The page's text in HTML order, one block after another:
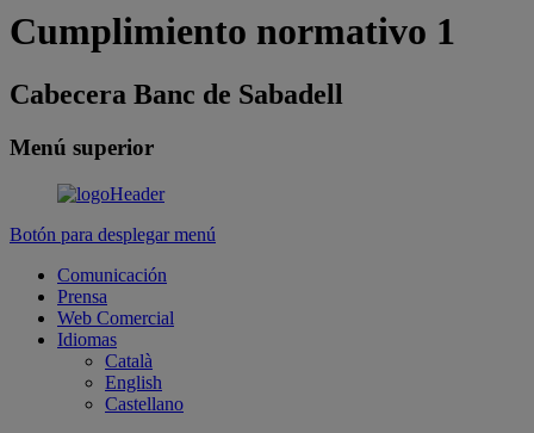
Cumplimiento normativo 1
Cabecera Banc de Sabadell
Menú superior
Botón para desplegar menú
Comunicación
Prensa
Web Comercial
Idiomas
Català
English
Castellano